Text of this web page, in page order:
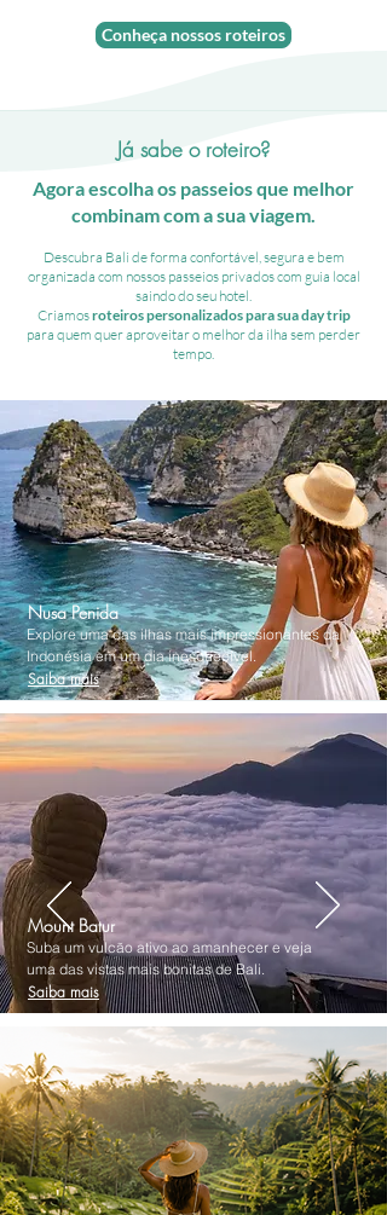
Conheça nossos roteiros
Já sabe o roteiro?
Agora escolha os passeios que melhor
combinam com a sua viagem.
Descubra Bali de forma confortável, segura e bem
organizada com nossos passeios privados com guia local
saindo do seu hotel.
Criamosroteiros personalizados para sua day trip
para quem quer aproveitar o melhor da ilha sem perder
tempo.
Nusa Penida
Explore uma das ilhas mais impressionantes da
Indonésia em um dia inesquecível.
Saiba mais
Mount Batur
Suba um vulcão ativo ao amanhecer e veja
uma das vistas mais bonitas de Bali.
Saiba mais